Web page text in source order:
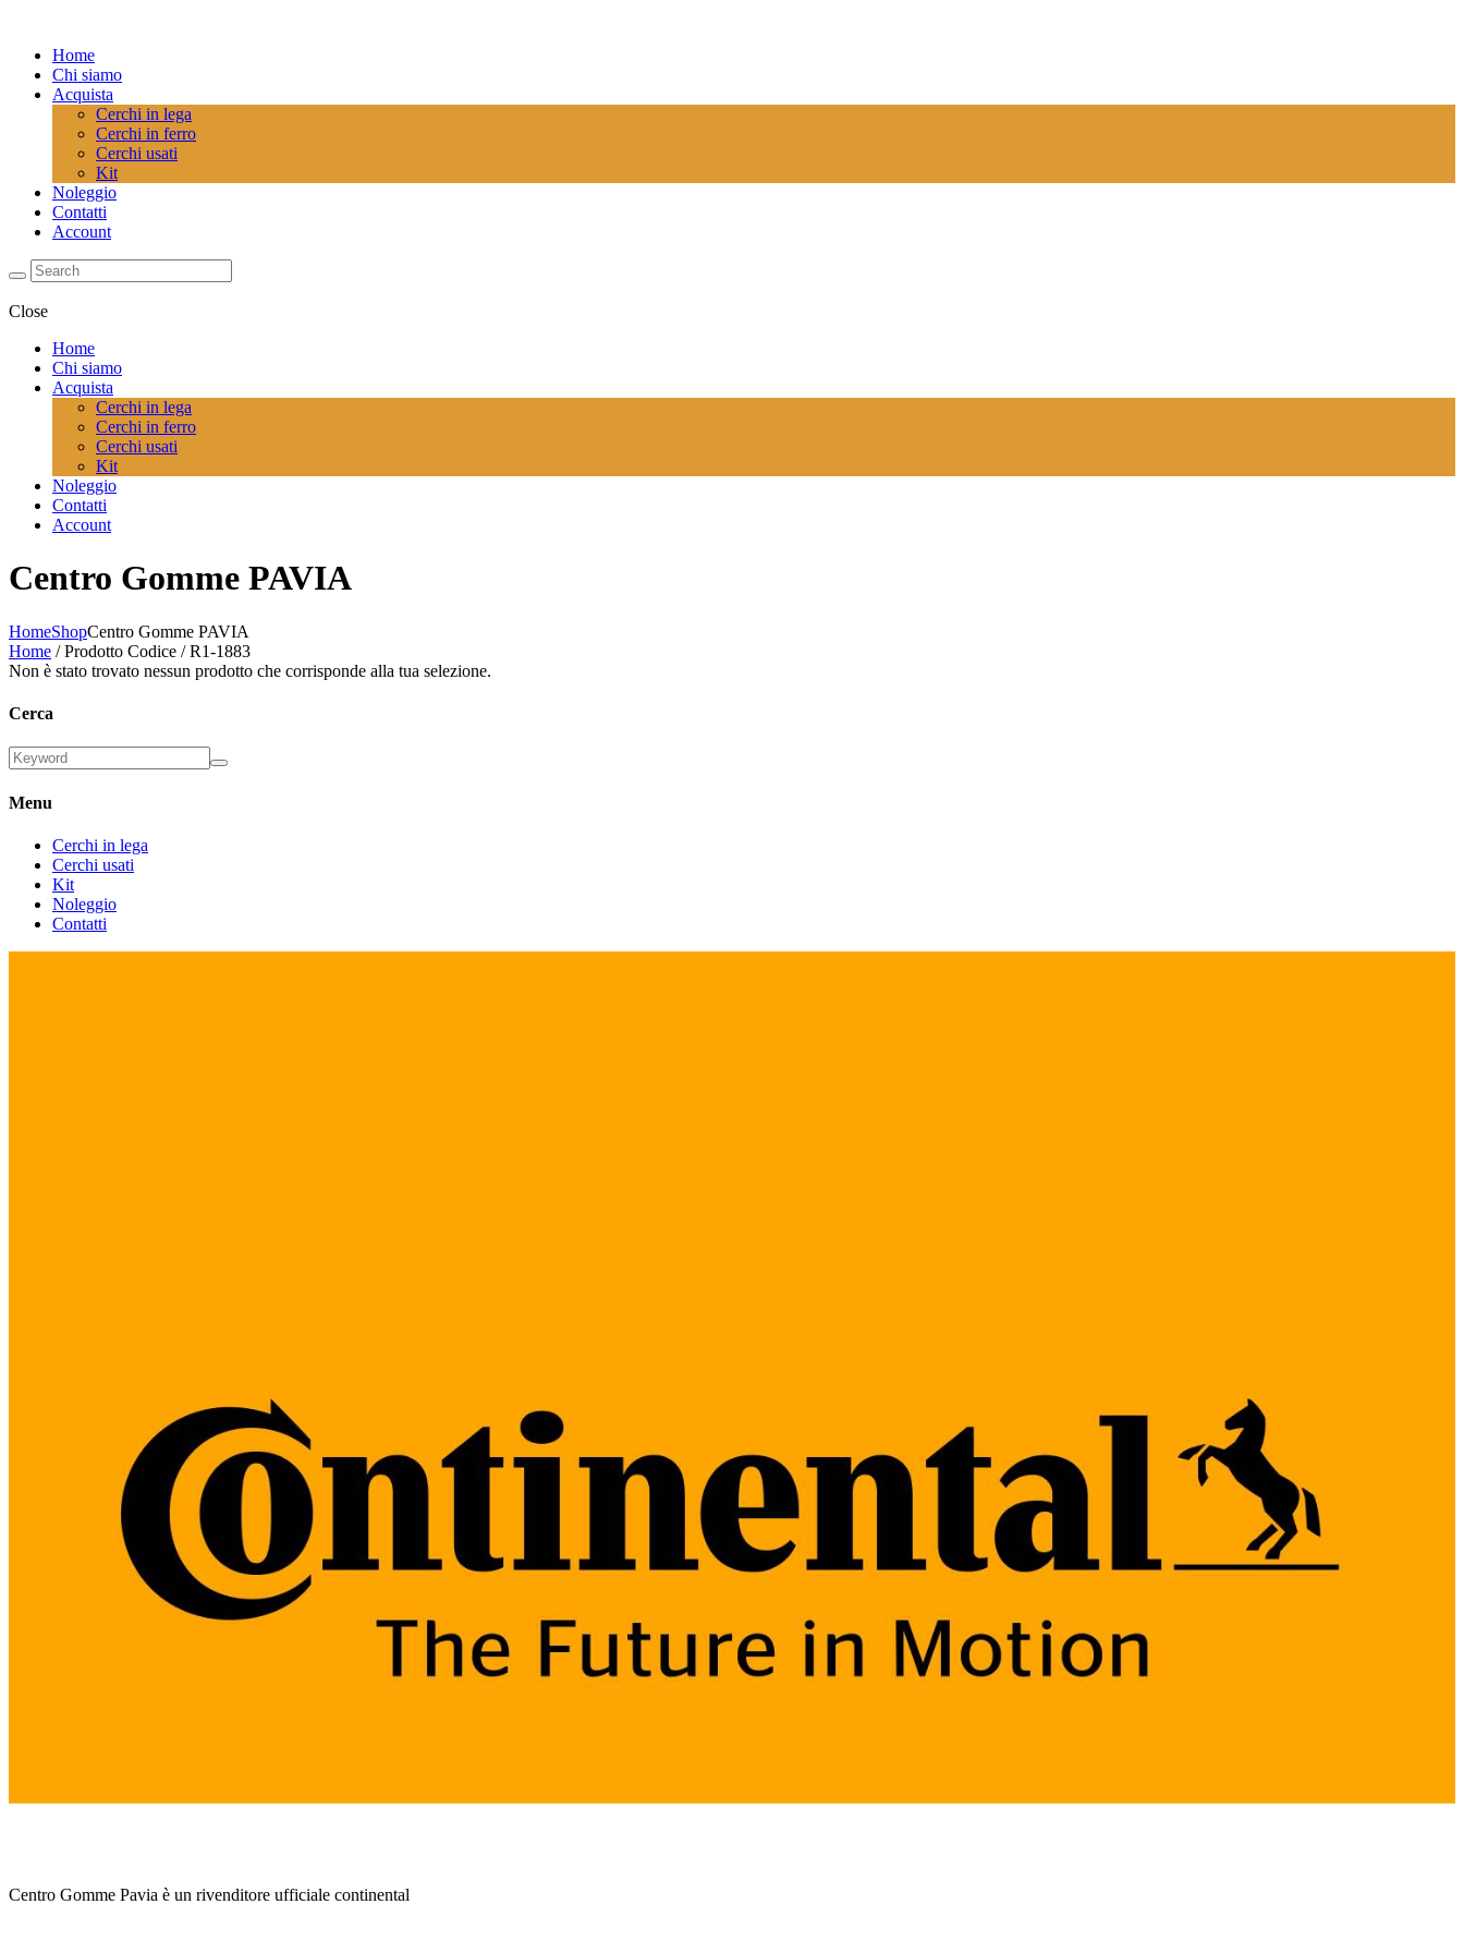
Home
Chi siamo
Acquista
Cerchi in lega
Cerchi in ferro
Cerchi usati
Kit
Noleggio
Contatti
Account
Close
Home
Chi siamo
Acquista
Cerchi in lega
Cerchi in ferro
Cerchi usati
Kit
Noleggio
Contatti
Account
Centro Gomme PAVIA
HomeShopCentro Gomme PAVIA
Home / Prodotto Codice / R1-1883
Non è stato trovato nessun prodotto che corrisponde alla tua selezione.
Cerca
Menu
Cerchi in lega
Cerchi usati
Kit
Noleggio
Contatti
Centro Gomme Pavia è un rivenditore ufficiale continental